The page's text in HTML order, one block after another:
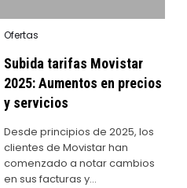
Posted
Ofertas
Subida tarifas Movistar
2025: Aumentos en precios
y servicios
Desde principios de 2025, los
clientes de Movistar han
comenzado a notar cambios
en sus facturas y…